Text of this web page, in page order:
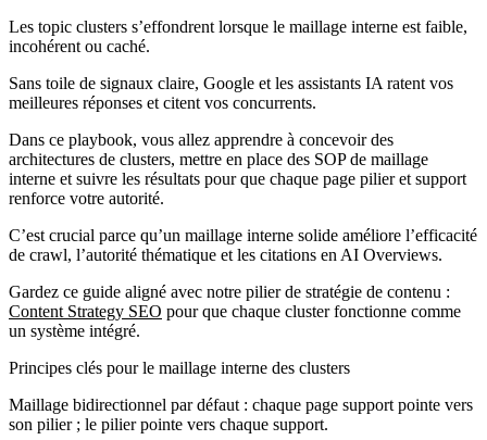
Les topic clusters s’effondrent lorsque le maillage interne est faible,
incohérent ou caché.
Sans toile de signaux claire, Google et les assistants IA ratent vos
meilleures réponses et citent vos concurrents.
Dans ce playbook, vous allez apprendre à concevoir des
architectures de clusters, mettre en place des SOP de maillage
interne et suivre les résultats pour que chaque page pilier et support
renforce votre autorité.
C’est crucial parce qu’un maillage interne solide améliore l’efficacité
de crawl, l’autorité thématique et les citations en AI Overviews.
Gardez ce guide aligné avec notre pilier de stratégie de contenu :
Content Strategy SEO pour que chaque cluster fonctionne comme
un système intégré.
Principes clés pour le maillage interne des clusters
Maillage bidirectionnel par défaut : chaque page support pointe vers
son pilier ; le pilier pointe vers chaque support.